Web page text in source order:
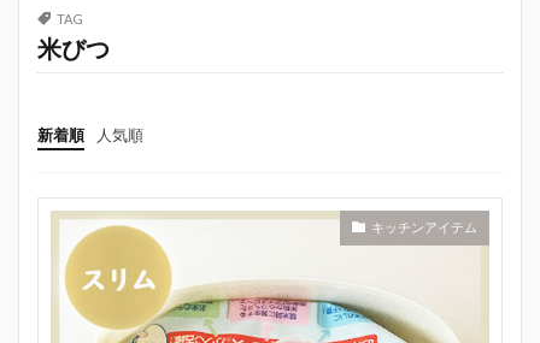
TAG
米びつ
新着順 人気順
キッチンアイテム